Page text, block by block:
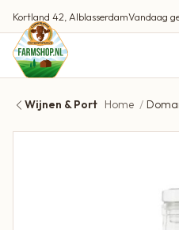
Kortland 42, AlblasserdamVandaag
Wijnen & Port Home